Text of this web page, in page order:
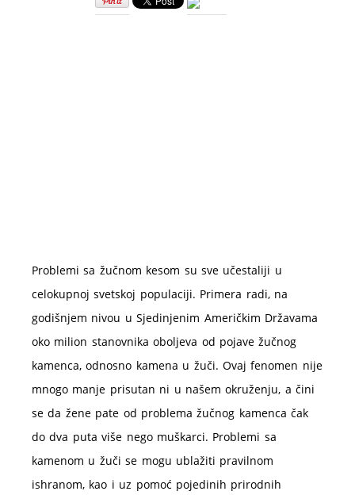
Problemi sa žučnom kesom su sve učestaliji u
celokupnoj svetskoj populaciji. Primera radi, na
godišnjem nivou u Sjedinjenim Američkim Državama
oko milion stanovnika oboljeva od pojave žučnog
kamenca, odnosno kamena u žuči. Ovaj fenomen nije
mnogo manje prisutan ni u našem okruženju, a čini
se da žene pate od problema žučnog kamenca čak
do dva puta više nego muškarci. Problemi sa
kamenom u žuči se mogu ublažiti pravilnom
ishranom, kao i uz pomoć pojedinih prirodnih